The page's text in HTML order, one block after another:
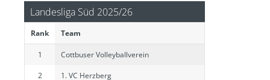
Landesliga Süd 2025/26
Rank Team
1 Cottbuser Volleyballverein
2 1. VC Herzberg